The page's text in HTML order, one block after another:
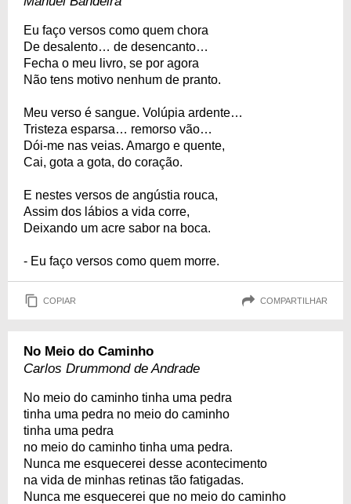
Eu faço versos como quem chora
De desalento… de desencanto…
Fecha o meu livro, se por agora
Não tens motivo nenhum de pranto.
Meu verso é sangue. Volúpia ardente…
Tristeza esparsa… remorso vão…
Dói-me nas veias. Amargo e quente,
Cai, gota a gota, do coração.
E nestes versos de angústia rouca,
Assim dos lábios a vida corre,
Deixando um acre sabor na boca.
- Eu faço versos como quem morre.
COPIAR COMPARTILHAR
No Meio do Caminho
Carlos Drummond de Andrade
No meio do caminho tinha uma pedra
tinha uma pedra no meio do caminho
tinha uma pedra
no meio do caminho tinha uma pedra.
Nunca me esquecerei desse acontecimento
na vida de minhas retinas tão fatigadas.
Nunca me esquecerei que no meio do caminho